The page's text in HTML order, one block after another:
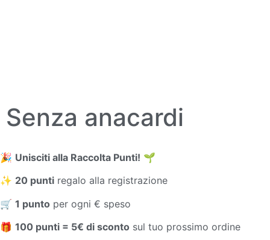
Senza anacardi
🎉 Unisciti alla Raccolta Punti! 🌱
✨ 20 punti regalo alla registrazione
🛒 1 punto per ogni € speso
🎁 100 punti = 5€ di sconto sul tuo prossimo ordine